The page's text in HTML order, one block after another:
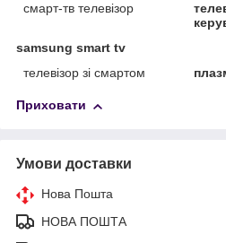
смарт-тв телевізор
samsung smart tv
телевізор зі смартом
Приховати
Умови доставки
Нова Пошта
НОВА ПОШТА